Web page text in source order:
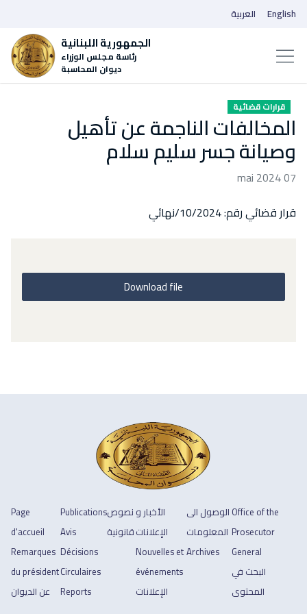
الجمهورية اللبنانية
رئاسة مجلس الوزراء
ديوان المحاسبة
العربية English
قرارات قضائية
المخالفات الناجمة عن تأهيل
وصيانة جسر سليم سلام
07 mai 2024
قرار قضائي رقم: 10/2024/نهائي
Download file
Page
d'accueil
Remarques
du président
عن الديوان
Publications
Avis
Décisions
Circulaires
Reports
نصوص
قانونية
الأخبار و
الإعلانات
Nouvelles et
événements
الإعلانات
الوصول الى
المعلومات
Archives
Office of the
Prosecutor
General
البحث في
المحتوى